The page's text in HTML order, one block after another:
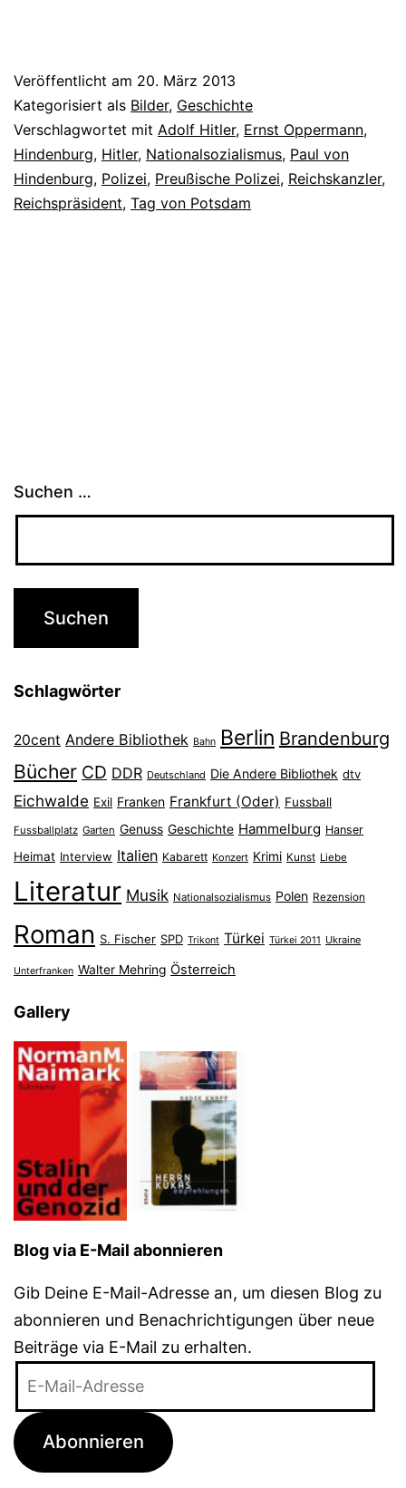
Veröffentlicht am 20. März 2013
Kategorisiert als Bilder, Geschichte
Verschlagwortet mit Adolf Hitler, Ernst Oppermann,
Hindenburg, Hitler, Nationalsozialismus, Paul von
Hindenburg, Polizei, Preußische Polizei, Reichskanzler,
Reichspräsident, Tag von Potsdam
Suchen …
Schlagwörter
20cent Andere Bibliothek Bahn Berlin Brandenburg
Bücher CD DDR Deutschland Die Andere Bibliothek dtv
Eichwalde Exil Franken Frankfurt (Oder) Fussball
Fussballplatz Garten Genuss Geschichte Hammelburg Hanser
Heimat Interview Italien Kabarett Konzert Krimi Kunst Liebe
Literatur Musik Nationalsozialismus Polen Rezension
Roman S. Fischer SPD Trikont Türkei Türkei 2011 Ukraine
Unterfranken Walter Mehring Österreich
Gallery
Blog via E-Mail abonnieren
Gib Deine E-Mail-Adresse an, um diesen Blog zu
abonnieren und Benachrichtigungen über neue
Beiträge via E-Mail zu erhalten.
Adresse
Abonnieren